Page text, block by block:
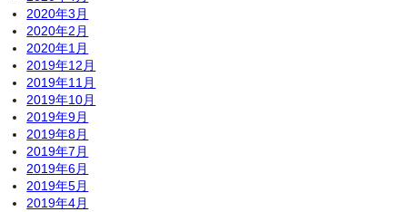
2020年3月
2020年2月
2020年1月
2019年12月
2019年11月
2019年10月
2019年9月
2019年8月
2019年7月
2019年6月
2019年5月
2019年4月